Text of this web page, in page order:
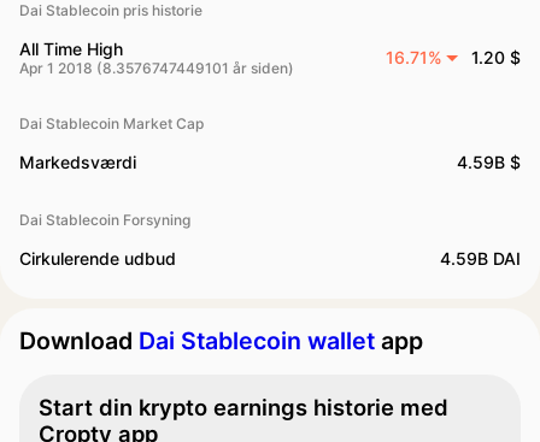
Dai Stablecoin pris historie
All Time High
Apr 1 2018 (8.3576747449101 år siden)
16.71% 1.20 $
Dai Stablecoin Market Cap
Markedsværdi 4.59B $
Dai Stablecoin Forsyning
Cirkulerende udbud 4.59B DAI
Download Dai Stablecoin wallet app
Start din krypto earnings historie med
Cropty app